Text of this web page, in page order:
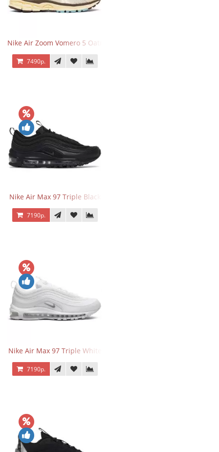
Nike Air Zoom Vomero 5 Oatmeal
7490р.
Nike Air Max 97 Triple Black
7190р.
Nike Air Max 97 Triple White
7190р.